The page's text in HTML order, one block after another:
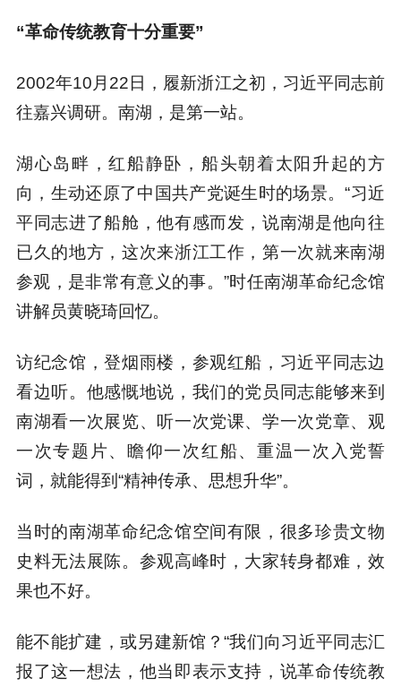
“革命传统教育十分重要”
2002年10月22日，履新浙江之初，习近平同志前
往嘉兴调研。南湖，是第一站。
湖心岛畔，红船静卧，船头朝着太阳升起的方
向，生动还原了中国共产党诞生时的场景。“习近
平同志进了船舱，他有感而发，说南湖是他向往
已久的地方，这次来浙江工作，第一次就来南湖
参观，是非常有意义的事。”时任南湖革命纪念馆
讲解员黄晓琦回忆。
访纪念馆，登烟雨楼，参观红船，习近平同志边
看边听。他感慨地说，我们的党员同志能够来到
南湖看一次展览、听一次党课、学一次党章、观
一次专题片、瞻仰一次红船、重温一次入党誓
词，就能得到“精神传承、思想升华”。
当时的南湖革命纪念馆空间有限，很多珍贵文物
史料无法展陈。参观高峰时，大家转身都难，效
果也不好。
能不能扩建，或另建新馆？“我们向习近平同志汇
报了这一想法，他当即表示支持，说革命传统教